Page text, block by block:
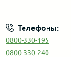
Телефоны:
0800-330-195
0800-330-240